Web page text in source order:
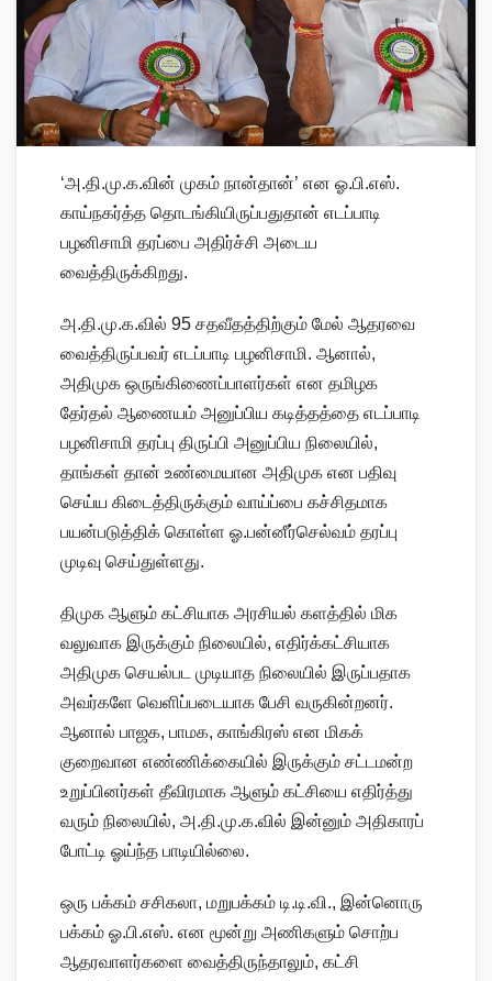
‘அ.தி.மு.க.வின் முகம் நான்தான்’ என ஓ.பி.எஸ்.
காய்நகர்த்த தொடங்கியிருப்பதுதான் எடப்பாடி
பழனிசாமி தரப்பை அதிர்ச்சி அடைய
வைத்திருக்கிறது.
அ.தி.மு.க.வில் 95 சதவீதத்திற்கும் மேல் ஆதரவை
வைத்திருப்பவர் எடப்பாடி பழனிசாமி. ஆனால்,
அதிமுக ஒருங்கிணைப்பாளர்கள் என தமிழக
தேர்தல் ஆணையம் அனுப்பிய கடித்தத்தை எடப்பாடி
பழனிசாமி தரப்பு திருப்பி அனுப்பிய நிலையில்,
தாங்கள் தான் உண்மையான அதிமுக என பதிவு
செய்ய கிடைத்திருக்கும் வாய்ப்பை கச்சிதமாக
பயன்படுத்திக் கொள்ள ஓ.பன்னீர்செல்வம் தரப்பு
முடிவு செய்துள்ளது.
திமுக ஆளும் கட்சியாக அரசியல் களத்தில் மிக
வலுவாக இருக்கும் நிலையில், எதிர்க்கட்சியாக
அதிமுக செயல்பட முடியாத நிலையில் இருப்பதாக
அவர்களே வெளிப்படையாக பேசி வருகின்றனர்.
ஆனால் பாஜக, பாமக, காங்கிரஸ் என மிகக்
குறைவான எண்ணிக்கையில் இருக்கும் சட்டமன்ற
உறுப்பினர்கள் தீவிரமாக ஆளும் கட்சியை எதிர்த்து
வரும் நிலையில், அ.தி.மு.க.வில் இன்னும் அதிகாரப்
போட்டி ஓய்ந்த பாடியில்லை.
ஒரு பக்கம் சசிகலா, மறுபக்கம் டி.டி.வி., இன்னொரு
பக்கம் ஓ.பி.எஸ். என மூன்று அணிகளும் சொற்ப
ஆதரவாளர்களை வைத்திருந்தாலும், கட்சி